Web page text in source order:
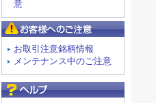
意
お取引注意銘柄情報
メンテナンス中のご注意